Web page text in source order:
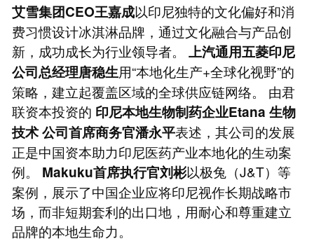
艾雪集团CEO王嘉成以印尼独特的文化偏好和消
费习惯设计冰淇淋品牌，通过文化融合与产品创
新，成功成长为行业领导者。 上汽通用五菱印尼
公司总经理唐稳生用“本地化生产+全球化视野”的
策略，建立起覆盖区域的全球供应链网络。 由君
联资本投资的 印尼本地生物制药企业Etana 生物
技术公司首席商务官潘永平表述，其公司的发展
正是中国资本助力印尼医药产业本地化的生动案
例。 Makuku首席执行官刘彬以极兔（J&T）等
案例，展示了中国企业应将印尼视作长期战略市
场，而非短期套利的出口地，用耐心和尊重建立
品牌的本地生命力。